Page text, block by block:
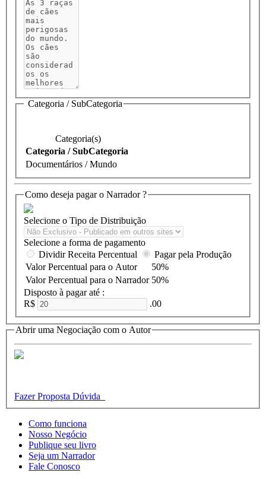
Categoria / SubCategoria
Categoria(s)
Categoria / SubCategoria
Documentários / Mundo
Como deseja pagar o Narrador ?
Selecione o Tipo de Distribuição
Selecione a forma de pagamento
Dividir Receita Percentual
Pagar pela Produção
Valor Percentual para o Autor
50%
Valor Percentual para o Narrador 50%
Disposto à pagar até :
R$
.00
Abrir uma Negociação com o Autor
Fazer Proposta Dúvida
Como funciona
Nosso Negócio
Publique seu livro
Seja um Narrador
Fale Conosco